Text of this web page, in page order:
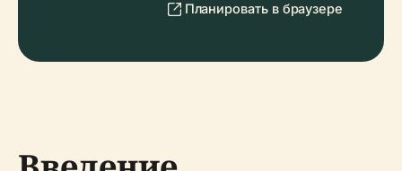
Планировать в браузере